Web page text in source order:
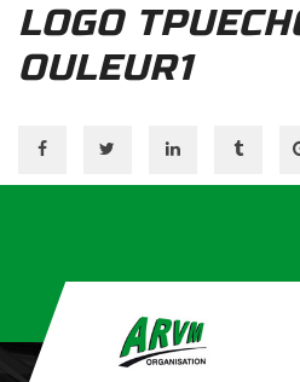
LOGO
OULEUR1